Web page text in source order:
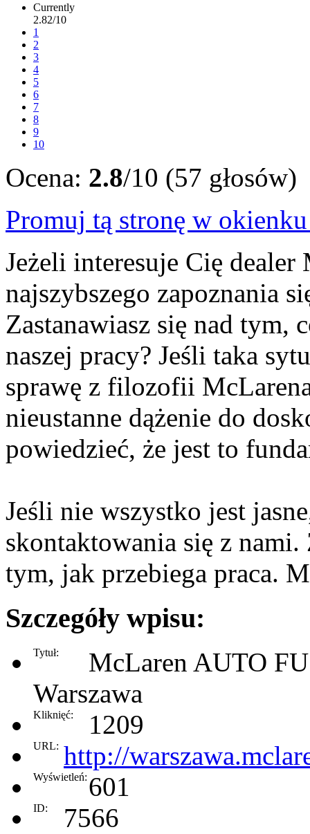
Currently
2.82/10
1
2
3
4
5
6
7
8
9
10
Ocena: 2.8/10 (57 głosów)
Promuj tą stronę w
Jeżeli interesuje Cię
najszybszego zapoznania
Zastanawiasz się nad tym,
naszej pracy? Jeśli taka
sprawę z filozofii
nieustanne dążenie do
powiedzieć, że jest to
Jeśli nie wszystko jest
skontaktowania się z
tym, jak przebiega praca.
Szczegóły wpisu:
Tytuł:
McLaren AUTO
Warszawa
Kliknięć: 1209
URL: http://
Wyświetleń: 601
ID: 7566